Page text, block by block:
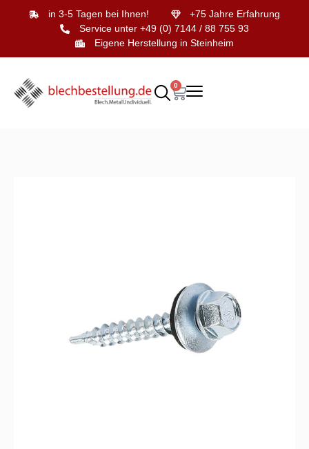
in 3-5 Tagen bei Ihnen!
+75 Jahre Erfahrung
Service unter +49 (0) 7144 / 88 755 93
Eigene Herstellung in Steinheim
0